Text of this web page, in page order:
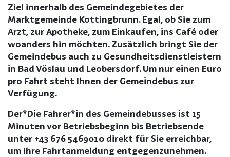
Ziel innerhalb des Gemeindegebietes der
Marktgemeinde Kottingbrunn. Egal, ob Sie zum
Arzt, zur Apotheke, zum Einkaufen, ins Café oder
woanders hin möchten. Zusätzlich bringt Sie der
Gemeindebus auch zu Gesundheitsdienstleistern
in Bad Vöslau und Leobersdorf. Um nur einen Euro
pro Fahrt steht Ihnen der Gemeindebus zur
Verfügung.
Der*Die Fahrer*in des Gemeindebusses ist 15
Minuten vor Betriebsbeginn bis Betriebsende
unter +43 676 5469010 direkt für Sie erreichbar,
um Ihre Fahrtanmeldung entgegenzunehmen.